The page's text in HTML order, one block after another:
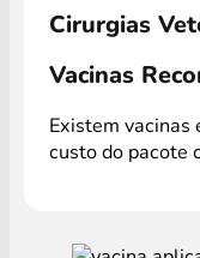
Cirurgias
Vacinas
Existem vacinas
custo do pacote